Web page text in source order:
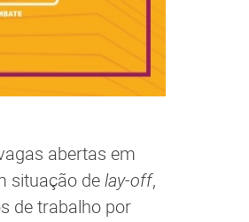
abertas em
situação delay-off,
de trabalho por